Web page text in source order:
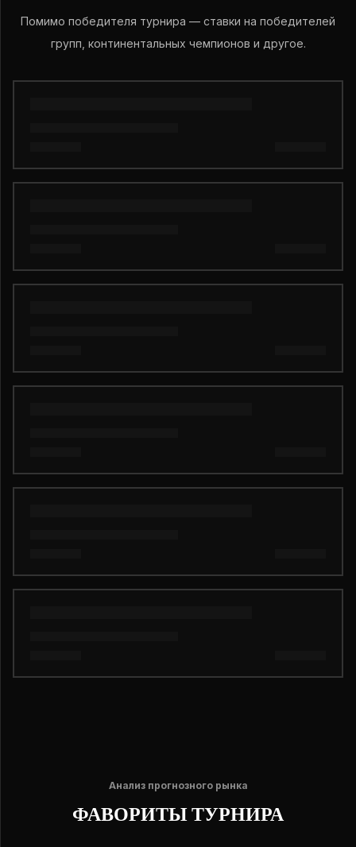
Помимо победителя турнира — ставки на победителей
групп, континентальных чемпионов и другое.
Анализ прогнозного рынка
ФАВОРИТЫ ТУРНИРА